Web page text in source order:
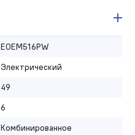
EOEM516PW
Электрический
49
6
Комбинированное